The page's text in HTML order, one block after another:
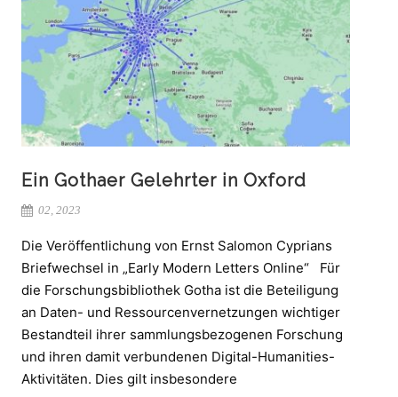
Ein Gothaer Gelehrter in Oxford
02, 2023
Die Veröffentlichung von Ernst Salomon Cyprians
Briefwechsel in „Early Modern Letters Online“ Für
die Forschungsbibliothek Gotha ist die Beteiligung
an Daten- und Ressourcenvernetzungen wichtiger
Bestandteil ihrer sammlungsbezogenen Forschung
und ihren damit verbundenen Digital-Humanities-
Aktivitäten. Dies gilt insbesondere